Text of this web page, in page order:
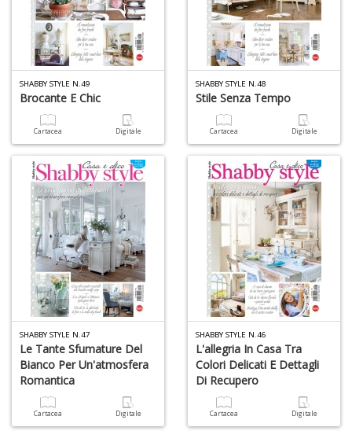
SHABBY STYLE N.49
Brocante E Chic
Cartacea Digitale
SHABBY STYLE N.48
Stile Senza Tempo
Cartacea Digitale
SHABBY STYLE N.47
Le Tante Sfumature Del
Bianco Per Un'atmosfera
Romantica
Cartacea Digitale
SHABBY STYLE N.46
L'allegria In Casa Tra
Colori Delicati E Dettagli
Di Recupero
Cartacea Digitale